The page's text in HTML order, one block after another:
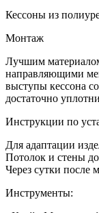
Кессоны из
Монтаж
Лучшим
направляющими
выступы кессона
достаточно
Инструкции по
Для адаптации
Потолок и стены
Через сутки после
Инструменты: